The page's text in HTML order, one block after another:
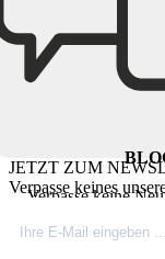
Verpasse keine
Firmeninfos.
JETZT ZUM
Verpasse keines